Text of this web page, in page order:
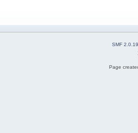
SMF 2.0.19
Page